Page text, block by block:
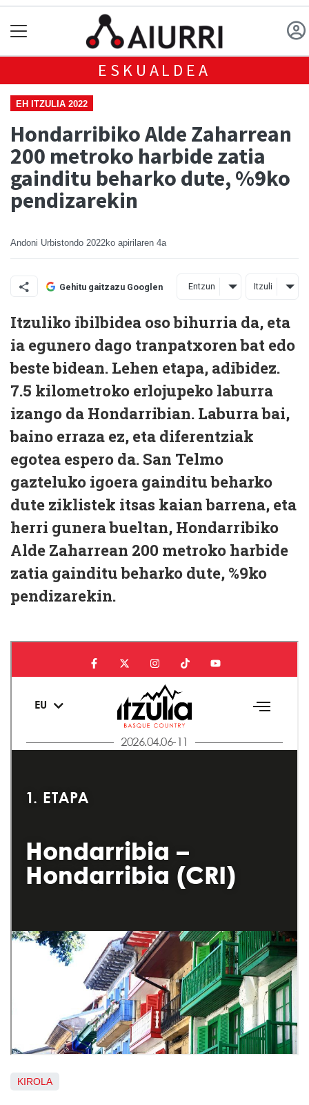
ESKUALDEA
EH ITZULIA 2022
Hondarribiko Alde Zaharrean
200 metroko harbide zatia
gainditu beharko dute, %9ko
pendizarekin
Andoni Urbistondo 2022ko apirilaren 4a
Gehitu gaitzazu Googlen Entzun Itzuli
Itzuliko ibilbidea oso bihurria da, eta
ia egunero dago tranpatxoren bat edo
beste bidean. Lehen etapa, adibidez.
7.5 kilometroko erlojupeko laburra
izango da Hondarribian. Laburra bai,
baino erraza ez, eta diferentziak
egotea espero da. San Telmo
gazteluko igoera gainditu beharko
dute ziklistek itsas kaian barrena, eta
herri gunera bueltan, Hondarribiko
Alde Zaharrean 200 metroko harbide
zatia gainditu beharko dute, %9ko
pendizarekin.
KIROLA